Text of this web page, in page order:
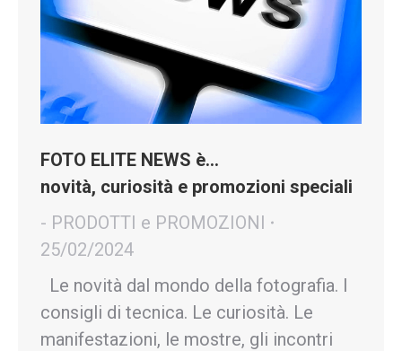
FOTO ELITE NEWS è…
novità, curiosità e promozioni speciali
- PRODOTTI e PROMOZIONI
25/02/2024
Le novità dal mondo della fotografia. I
consigli di tecnica. Le curiosità. Le
manifestazioni, le mostre, gli incontri